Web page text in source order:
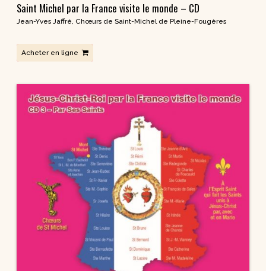
Saint Michel par la France visite le monde – CD
Jean-Yves Jaffré, Chœurs de Saint-Michel de Pleine-Fougères
Acheter en ligne